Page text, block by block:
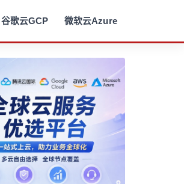
谷歌云GCP 微软云Azure